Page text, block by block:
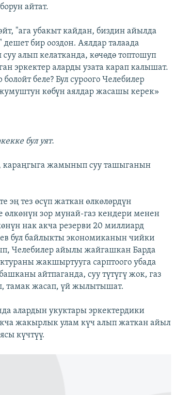
айтат.
"ага убакыт кайдан, биздин айылда
бир ооздон. Аялдар талаада
алып келатканда, көчөдө топтошуп
эркектер аларды узата карап калышат.
беле? Бул суроого Челебилер
көбүн аялдар жасашы керек»
бул уят.
караңгыга жамынып суу ташыганын
эң тез өсүп жаткан өлкөлөрдүн
өлкөнүн зор мунай-газ кендери менен
нак акча резерви 20 миллиард
бул байлыкты экономиканын чийки
Челебилер айылы жайгашкан Барда
жакшыртууга сарптоого убада
айтпаганда, суу түтүгү жок, газ
тамак жасап, үй жылытышат.
алардын укуктары эркектердики
жакырлык улам күч алып жаткан айыл
күчтүү.